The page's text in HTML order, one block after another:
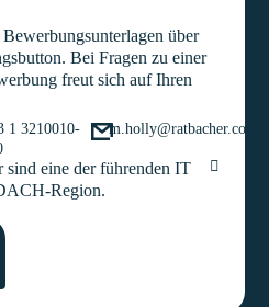
über
Bei Fragen zu einer
freut sich auf Ihren
1 3210010-
m.holly@ratbacher.com
eine der führenden IT
Region.